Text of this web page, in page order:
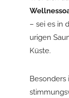
– sei es in
urigen
Küste.
Besonders